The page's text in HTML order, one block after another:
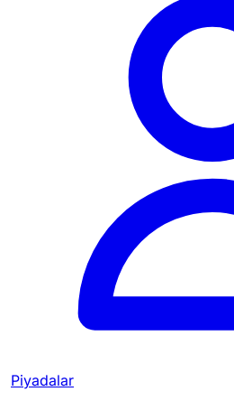
Piyadalar